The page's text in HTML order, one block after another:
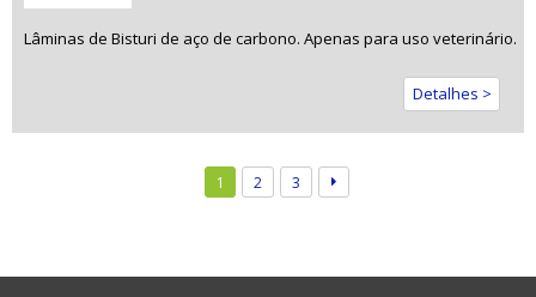
Lâminas de Bisturi de aço de carbono. Apenas para uso veterinário.
Detalhes >
1 2 3